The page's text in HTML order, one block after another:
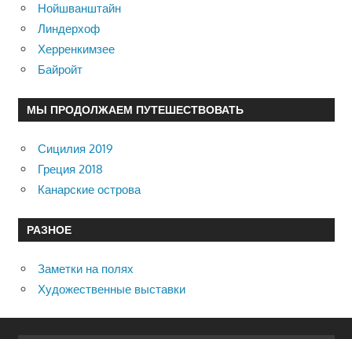
Нойшванштайн
Линдерхоф
Херренкимзее
Байройт
МЫ ПРОДОЛЖАЕМ ПУТЕШЕСТВОВАТЬ
Сицилия 2019
Греция 2018
Канарские острова
РАЗНОЕ
Заметки на полях
Художественные выставки